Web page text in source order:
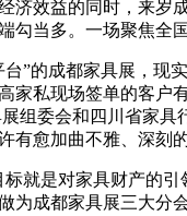
济效益的同时，来岁
勾当多。一场聚焦全
的成都家具展，现
家私现场签单的客户
组委会和四川省家
有愈加曲不雅、深刻
是对家具财产的引
为成都家具展三大分